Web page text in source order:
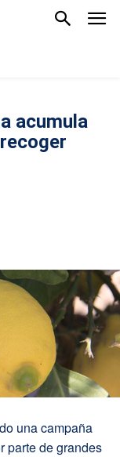
acumula
una campaña
parte de grandes